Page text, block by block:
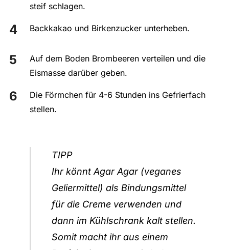
steif schlagen.
Backkakao und Birkenzucker unterheben.
Auf dem Boden Brombeeren verteilen und die
Eismasse darüber geben.
Die Förmchen für 4-6 Stunden ins Gefrierfach
stellen.
TIPP
Ihr könnt Agar Agar (veganes
Geliermittel) als Bindungsmittel
für die Creme verwenden und
dann im Kühlschrank kalt stellen.
Somit macht ihr aus einem